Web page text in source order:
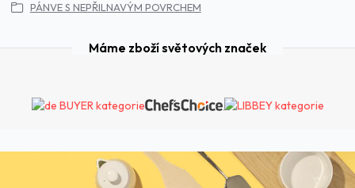
PÁNVE S NEPŘILNAVÝM POVRCHEM
Máme zboží světových značek